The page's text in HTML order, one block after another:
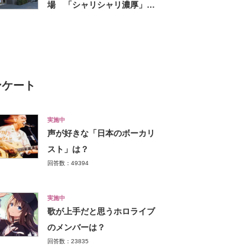
場 「シャリシャリ濃厚」
ート
実施中
声が好きな「日本のボーカリ
スト」は？
回答数：49394
実施中
歌が上手だと思うホロライブ
のメンバーは？
回答数：23835